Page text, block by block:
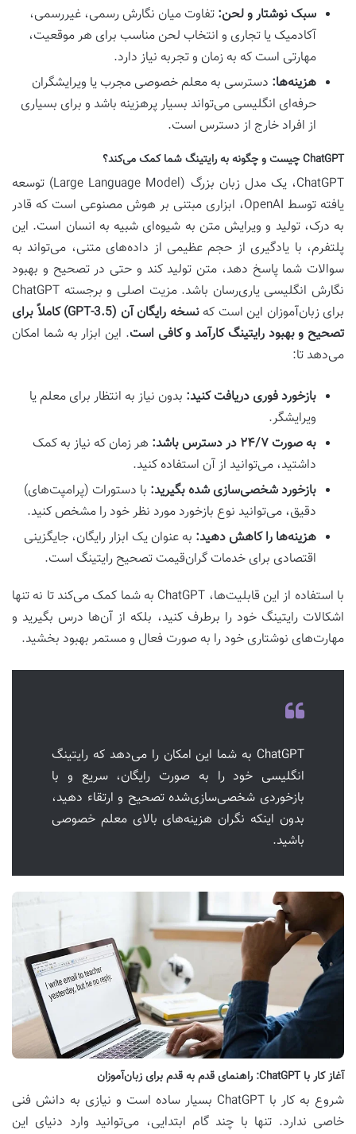
سبک نوشتار و لحن: تفاوت میان نگارش رسمی، غیررسمی،
آکادمیک یا تجاری و انتخاب لحن مناسب برای هر موقعیت،
مهارتی است که به زمان و تجربه نیاز دارد.
هزینه‌ها: دسترسی به معلم خصوصی مجرب یا ویرایشگران
حرفه‌ای انگلیسی می‌تواند بسیار پرهزینه باشد و برای بسیاری
از افراد خارج از دسترس است.
ChatGPT چیست و چگونه به رایتینگ شما کمک می‌کند؟
ChatGPT، یک مدل زبان بزرگ (Large Language Model) توسعه
یافته توسط OpenAI، ابزاری مبتنی بر هوش مصنوعی است که قادر
به درک، تولید و ویرایش متن به شیوه‌ای شبیه به انسان است. این
پلتفرم، با یادگیری از حجم عظیمی از داده‌های متنی، می‌تواند به
سوالات شما پاسخ دهد، متن تولید کند و حتی در تصحیح و بهبود
نگارش انگلیسی یاری‌رسان باشد. مزیت اصلی و برجسته ChatGPT
برای زبان‌آموزان این است که
نسخه رایگان آن (GPT-3.5) کاملاً برای
تصحیح و بهبود رایتینگ کارآمد و کافی است. این ابزار به شما امکان
می‌دهد تا:
بازخورد فوری دریافت کنید: بدون نیاز به انتظار برای معلم یا
ویرایشگر.
به صورت ۲۴/۷ در دسترس باشد:
هر زمان که نیاز به کمک
داشتید، می‌توانید از آن استفاده کنید.
بازخورد شخصی‌سازی شده بگیرید: با دستورات (پرامپت‌های)
دقیق، می‌توانید نوع بازخورد مورد نظر خود را مشخص کنید.
هزینه‌ها را کاهش دهید: به عنوان یک ابزار رایگان، جایگزینی
اقتصادی برای خدمات گران‌قیمت تصحیح رایتینگ است.
با استفاده از این قابلیت‌ها، ChatGPT به شما کمک می‌کند تا نه تنها
اشکالات رایتینگ خود را برطرف کنید، بلکه از آن‌ها درس بگیرید و
مهارت‌های نوشتاری خود را به صورت فعال و مستمر بهبود بخشید.
ChatGPT به شما این امکان را می‌دهد که رایتینگ
انگلیسی خود را به صورت رایگان، سریع و با
بازخوردی شخصی‌سازی‌شده تصحیح و ارتقاء دهید،
بدون اینکه نگران هزینه‌های بالای معلم خصوصی
باشید.
آغاز کار با ChatGPT: راهنمای قدم به قدم برای زبان‌آموزان
شروع به کار با ChatGPT بسیار ساده است و نیازی به دانش فنی
خاصی ندارد. تنها با چند گام ابتدایی، می‌توانید وارد دنیای این